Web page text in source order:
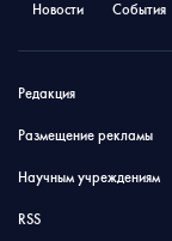
Новости События
Редакция
Размещение рекламы
Научным учреждениям
RSS